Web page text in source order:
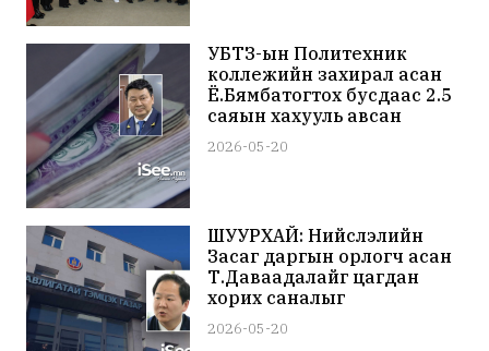
УБТЗ-ын Политехник
коллежийн захирал асан
Ё.Бямбатогтох бусдаас 2.5
саяын хахууль авсан
хэрэгт холбогджээ
2026-05-20
ШУУРХАЙ: Нийслэлийн
Засаг даргын орлогч асан
Т.Даваадалайг цагдан
хорих саналыг
прокуророос шүүхэд
хүргүүлжээ
2026-05-20